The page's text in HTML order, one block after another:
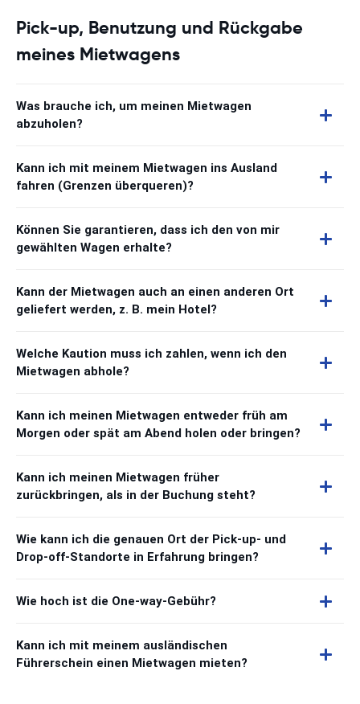
Pick-up, Benutzung und Rückgabe
meines Mietwagens
Was brauche ich, um meinen Mietwagen
abzuholen?
Kann ich mit meinem Mietwagen ins Ausland
fahren (Grenzen überqueren)?
Können Sie garantieren, dass ich den von mir
gewählten Wagen erhalte?
Kann der Mietwagen auch an einen anderen Ort
geliefert werden, z. B. mein Hotel?
Welche Kaution muss ich zahlen, wenn ich den
Mietwagen abhole?
Kann ich meinen Mietwagen entweder früh am
Morgen oder spät am Abend holen oder bringen?
Kann ich meinen Mietwagen früher
zurückbringen, als in der Buchung steht?
Wie kann ich die genauen Ort der Pick-up- und
Drop-off-Standorte in Erfahrung bringen?
Wie hoch ist die One-way-Gebühr?
Kann ich mit meinem ausländischen
Führerschein einen Mietwagen mieten?